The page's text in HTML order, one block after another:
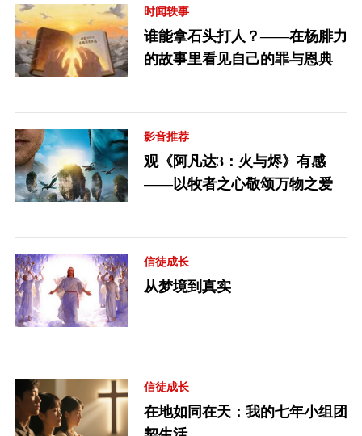
时闻轶事
谁能拿石头打人？——在杨腓力
的故事里看见自己的罪与恩典
影音推荐
观《阿凡达3：火与烬》有感
——以牧者之心敬颂万物之爱
信徒成长
从梦境到真实
信徒成长
在地如同在天：我的七年小组团